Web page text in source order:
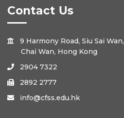
Contact Us

9 Harmony Road, Siu Sai Wan,
Chai Wan, Hong Kong
 2904 7322
 2892 2777
 info@cfss.edu.hk